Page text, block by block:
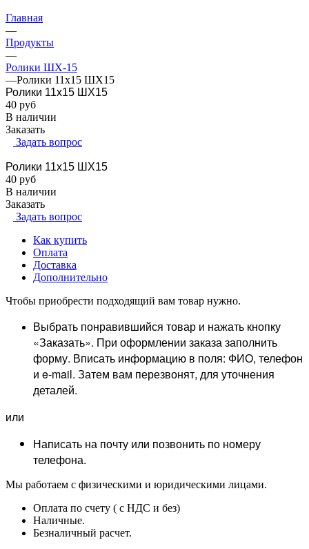
Главная
—
Продукты
—
Ролики ШХ-15
—Ролики 11х15 ШХ15
Ролики 11х15 ШХ15
40 руб
В наличии
Заказать
Задать вопрос
Ролики 11х15 ШХ15
40 руб
В наличии
Заказать
Задать вопрос
Как купить
Оплата
Доставка
Дополнительно
Чтобы приобрести подходящий вам товар нужно.
Выбрать понравившийся товар и нажать кнопку
«Заказать». При оформлении заказа заполнить
форму. Вписать информацию в поля: ФИО, телефон
и e-mail. Затем вам перезвонят, для уточнения
деталей.
или
Написать на почту или позвонить по номеру
телефона.
Мы работаем с физическими и юридическими лицами.
Оплата по счету ( с НДС и без)
Наличные.
Безналичный расчет.